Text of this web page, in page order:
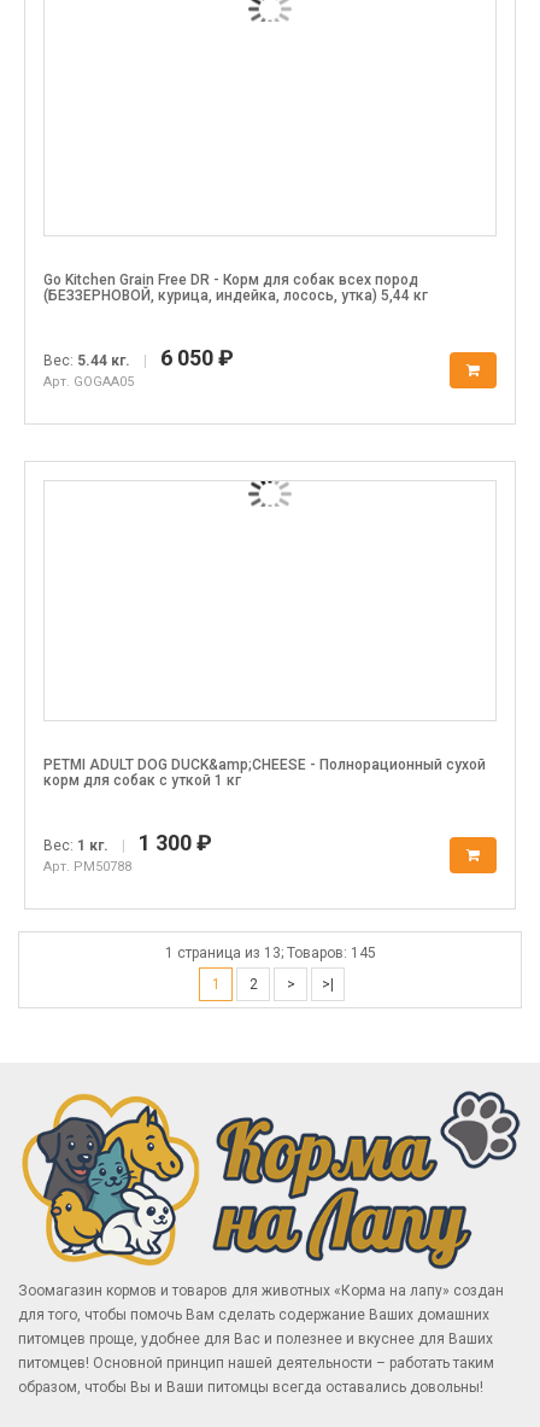
Go Kitchen Grain Free DR - Корм для собак всех пород
(БЕЗЗЕРНОВОЙ, курица, индейка, лосось, утка) 5,44 кг
Вес: 5.44 кг. 6 050 ₽
Арт. GOGAA05
PETMI ADULT DOG DUCK&amp;CHEESE - Полнорационный сухой
корм для собак с уткой 1 кг
Вес: 1 кг. 1 300 ₽
Арт. PM50788
1 страница из 13; Товаров: 145
1
2 > >|
Зоомагазин кормов и товаров для животных «Корма на лапу» создан
для того, чтобы помочь Вам сделать содержание Ваших домашних
питомцев проще, удобнее для Вас и полезнее и вкуснее для Ваших
питомцев! Основной принцип нашей деятельности – работать таким
образом, чтобы Вы и Ваши питомцы всегда оставались довольны!